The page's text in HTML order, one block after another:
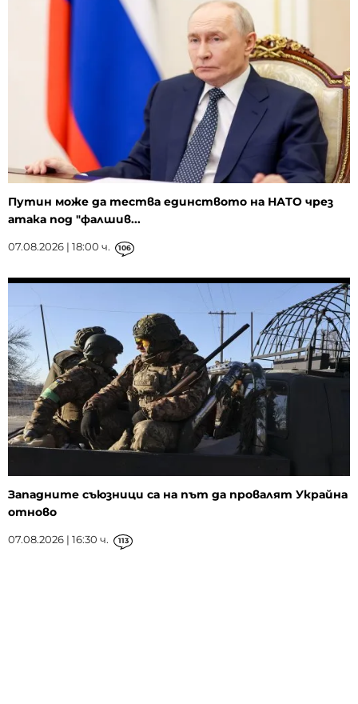
Путин може да тества единството на НАТО чрез
атака под "фалшив...
07.08.2026 | 18:00 ч. 106
Западните съюзници са на път да провалят Украйна
отново
07.08.2026 | 16:30 ч. 113